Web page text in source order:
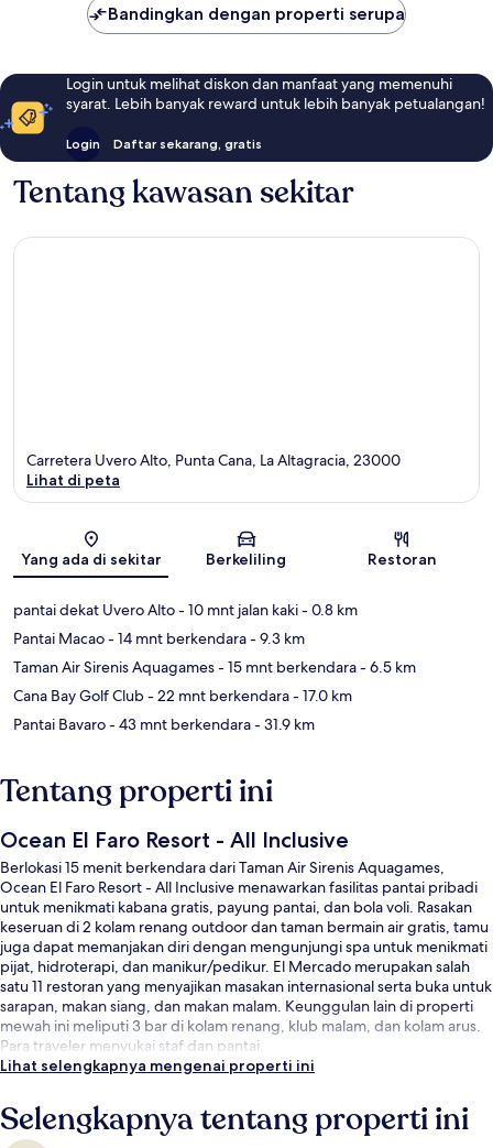
Bandingkan dengan properti serupa
Login untuk melihat diskon dan manfaat yang memenuhi
syarat. Lebih banyak reward untuk lebih banyak petualangan!
Login Daftar sekarang, gratis
Tentang kawasan sekitar
Peta
Carretera Uvero Alto, Punta Cana, La Altagracia, 23000
Lihat di peta
Yang ada di sekitar Berkeliling Restoran
pantai dekat Uvero Alto- 10 mnt jalan kaki- 0.8 km
Pantai Macao- 14 mnt berkendara- 9.3 km
Taman Air Sirenis Aquagames- 15 mnt berkendara- 6.5 km
Cana Bay Golf Club- 22 mnt berkendara- 17.0 km
Pantai Bavaro- 43 mnt berkendara- 31.9 km
Tentang properti ini
Ocean El Faro Resort - All Inclusive
Berlokasi 15 menit berkendara dari Taman Air Sirenis Aquagames,
Ocean El Faro Resort - All Inclusive menawarkan fasilitas pantai pribadi
untuk menikmati kabana gratis, payung pantai, dan bola voli. Rasakan
keseruan di 2 kolam renang outdoor dan taman bermain air gratis, tamu
juga dapat memanjakan diri dengan mengunjungi spa untuk menikmati
pijat, hidroterapi, dan manikur/pedikur. El Mercado merupakan salah
satu 11 restoran yang menyajikan masakan internasional serta buka untuk
sarapan, makan siang, dan makan malam. Keunggulan lain di properti
mewah ini meliputi 3 bar di kolam renang, klub malam, dan kolam arus.
Para traveler menyukai staf dan pantai.
Lihat selengkapnya mengenai properti ini
Selengkapnya tentang properti ini